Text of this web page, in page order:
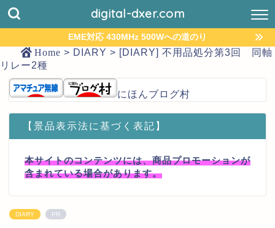
digital-dxer.com
EME対応 430MHz 500Wへの道のり
Home > DIARY > [DIARY] 不用品処分第3回 同軸
リレー2種
にほんブログ村
【景品表示法に基づく表記】
本サイトのコンテンツには、商品プロモーションが
含まれている場合があります。
DIARY PR